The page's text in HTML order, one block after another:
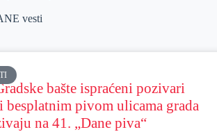
vesti
bašte ispraćeni pozivari
besplatnim pivom ulicama grada
na 41. „Dane piva“